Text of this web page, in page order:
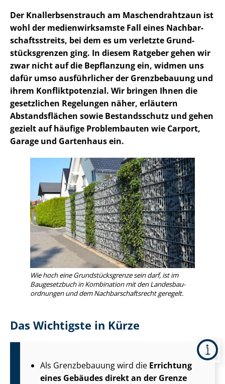
Der Knall­erb­senstrauch am Ma­schen­draht­zaun ist
wohl der me­di­en­wirk­sams­te Fall eines Nach­bar­
schafts­streits, bei dem es um verletzte Grund­
stücks­gren­zen ging. In diesem Ratgeber gehen wir
zwar nicht auf die Bepflanzung ein, widmen uns
dafür umso ausführlicher der Grenzbebauung und
ihrem Kon­flikt­po­ten­zi­al. Wir bringen Ihnen die
gesetzlichen Regelungen näher, erläutern
Abstandsflächen sowie Bestandsschutz und gehen
gezielt auf häufige Problembauten wie Carport,
Garage und Gartenhaus ein.
Wie hoch eine Grund­stücks­gren­ze sein darf, ist im
Baugesetzbuch in Kombination mit den Lan­des­bau­
ord­nun­gen und dem Nach­bar­schafts­recht geregelt.
Das Wichtigste in Kürze
Als Grenzbebauung wird die Errichtung
eines Gebäudes direkt an der Grenze